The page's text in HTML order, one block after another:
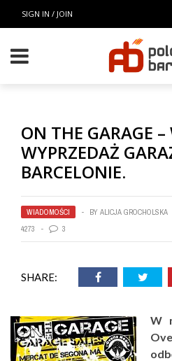
SIGN IN / JOIN
ON THE GARAGE
WYPRZEDAŻ
BARCELONIE.
WIADOMOŚCI BY ALICJA GROCHOLSKA
4273
3
SHARE:
W